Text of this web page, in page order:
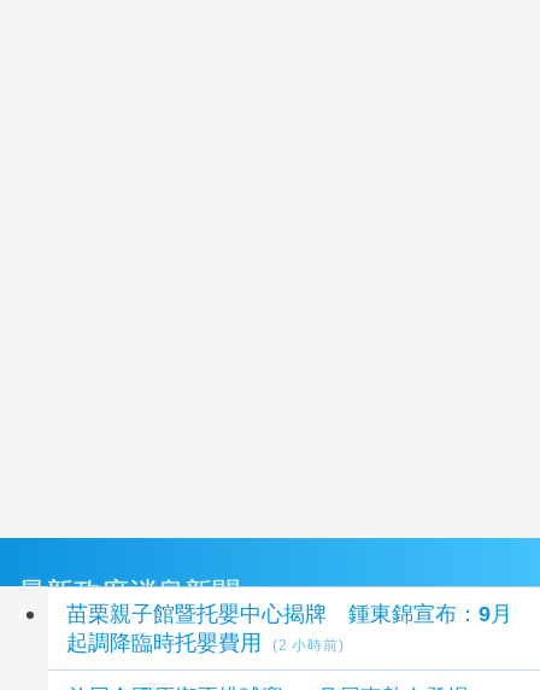
最新政府消息新聞
苗栗親子館暨托嬰中心揭牌 鍾東錦宣布：9月
起調降臨時托嬰費用
(2 小時前)